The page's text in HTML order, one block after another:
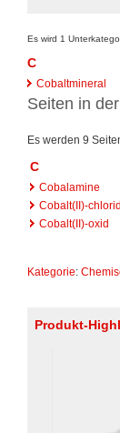
Es wird 1
C
Cobaltmineral
Seiten in
Es werden 9
C
Cobalamine
Cobalt(II)-chlorid
Cobalt(II)-oxid
Kategorie:
Produkt-